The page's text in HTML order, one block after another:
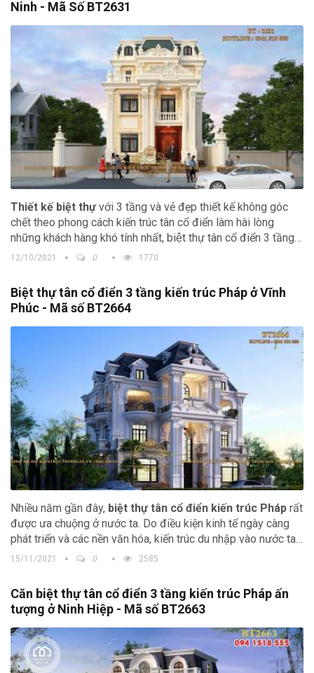
Ninh - Mã Số BT2631
Thiết kế biệt thự với 3 tầng và vẻ đẹp thiết kế không góc
chết theo phong cách kiến trúc tân cổ điển làm hài lòng
những khách hàng khó tính nhất, biệt thự tân cổ điển 3 tầng
luôn là lựa chọn hàng đầu của mỗi chủ đầu tư.
12/10/2021 0 1770
Biệt thự tân cổ điển 3 tầng kiến trúc Pháp ở Vĩnh
Phúc - Mã số BT2664
Nhiều năm gần đây, biệt thự tân cổ điển kiến trúc Pháp rất
được ưa chuộng ở nước ta. Do điều kiện kinh tế ngày càng
phát triển và các nền văn hóa, kiến trúc du nhập vào nước ta
ngày càng nhanh nên các chủ đầu tư mong muốn có được
15/11/2021 0 2585
Căn biệt thự tân cổ điển 3 tầng kiến trúc Pháp ấn
tượng ở Ninh Hiệp - Mã số BT2663